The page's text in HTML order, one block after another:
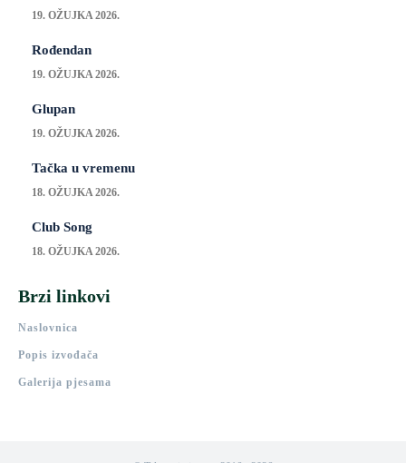
19. OŽUJKA 2026.
Rođendan
19. OŽUJKA 2026.
Glupan
19. OŽUJKA 2026.
Tačka u vremenu
18. OŽUJKA 2026.
Club Song
18. OŽUJKA 2026.
Brzi linkovi
Naslovnica
Popis izvođača
Galerija pjesama